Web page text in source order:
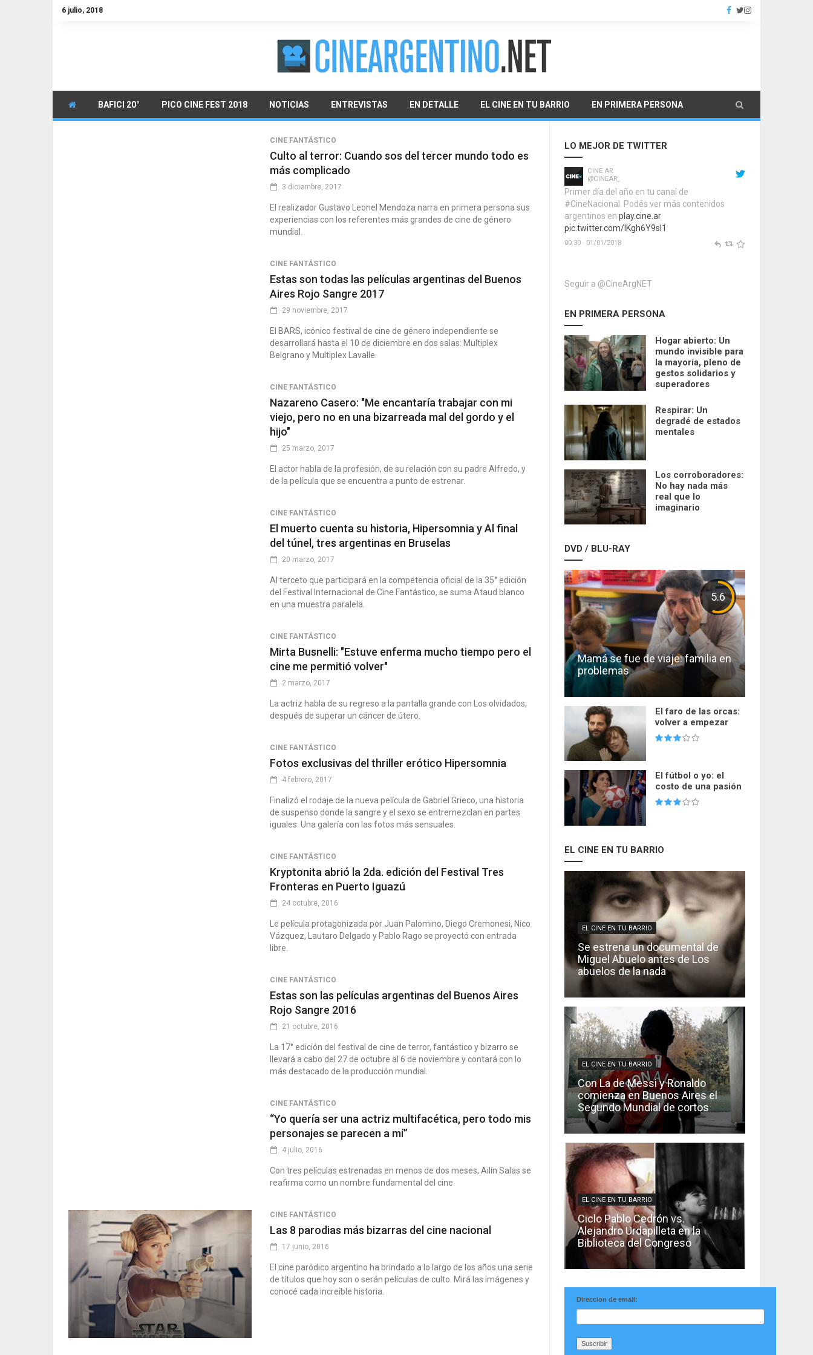
6 julio, 2018
BAFICI 20° PICO CINE FEST 2018 NOTICIAS ENTREVISTAS EN DETALLE EL CINE EN TU BARRIO EN PRIMERA PERSONA
CINE FANTÁSTICO
Culto al terror: Cuando sos del tercer mundo todo es
más complicado
3 diciembre, 2017
El realizador Gustavo Leonel Mendoza narra en primera persona sus
experiencias con los referentes más grandes de cine de género
mundial.
CINE FANTÁSTICO
Estas son todas las películas argentinas del Buenos
Aires Rojo Sangre 2017
29 noviembre, 2017
El BARS, icónico festival de cine de género independiente se
desarrollará hasta el 10 de diciembre en dos salas: Multiplex
Belgrano y Multiplex Lavalle.
CINE FANTÁSTICO
Nazareno Casero: "Me encantaría trabajar con mi
viejo, pero no en una bizarreada mal del gordo y el
hijo"
25 marzo, 2017
El actor habla de la profesión, de su relación con su padre Alfredo, y
de la película que se encuentra a punto de estrenar.
CINE FANTÁSTICO
El muerto cuenta su historia, Hipersomnia y Al final
del túnel, tres argentinas en Bruselas
20 marzo, 2017
Al terceto que participará en la competencia oficial de la 35° edición
del Festival Internacional de Cine Fantástico, se suma Ataud blanco
en una muestra paralela.
CINE FANTÁSTICO
Mirta Busnelli: "Estuve enferma mucho tiempo pero el
cine me permitió volver"
2 marzo, 2017
La actriz habla de su regreso a la pantalla grande con Los olvidados,
después de superar un cáncer de útero.
CINE FANTÁSTICO
Fotos exclusivas del thriller erótico Hipersomnia
4 febrero, 2017
Finalizó el rodaje de la nueva película de Gabriel Grieco, una historia
de suspenso donde la sangre y el sexo se entremezclan en partes
iguales. Una galería con las fotos más sensuales.
CINE FANTÁSTICO
Kryptonita abrió la 2da. edición del Festival Tres
Fronteras en Puerto Iguazú
24 octubre, 2016
Le película protagonizada por Juan Palomino, Diego Cremonesi, Nico
Vázquez, Lautaro Delgado y Pablo Rago se proyectó con entrada
libre.
CINE FANTÁSTICO
Estas son las películas argentinas del Buenos Aires
Rojo Sangre 2016
21 octubre, 2016
La 17° edición del festival de cine de terror, fantástico y bizarro se
llevará a cabo del 27 de octubre al 6 de noviembre y contará con lo
más destacado de la producción mundial.
CINE FANTÁSTICO
“Yo quería ser una actriz multifacética, pero todo mis
personajes se parecen a mí”
4 julio, 2016
Con tres películas estrenadas en menos de dos meses, Ailín Salas se
reafirma como un nombre fundamental del cine.
CINE FANTÁSTICO
Las 8 parodias más bizarras del cine nacional
17 junio, 2016
El cine paródico argentino ha brindado a lo largo de los años una serie
de títulos que hoy son o serán películas de culto. Mirá las imágenes y
conocé cada increíble historia.
LO MEJOR DE TWITTER
CINE.AR
@CINEAR_
Primer día del año en tu canal de
#CineNacional. Podés ver más contenidos
argentinos en play.cine.ar
pic.twitter.com/IKgh6Y9sI1
00:30 · 01/01/2018
Seguir a @CineArgNET
EN PRIMERA PERSONA
Hogar abierto: Un
mundo invisible para
la mayoría, pleno de
gestos solidarios y
superadores
Respirar: Un
degradé de estados
mentales
Los corroboradores:
No hay nada más
real que lo
imaginario
DVD / BLU-RAY
5.6
Mamá se fue de viaje: familia en
problemas
El faro de las orcas:
volver a empezar
El fútbol o yo: el
costo de una pasión
EL CINE EN TU BARRIO
EL CINE EN TU BARRIO
Se estrena un documental de
Miguel Abuelo antes de Los
abuelos de la nada
EL CINE EN TU BARRIO
Con La de Messi y Ronaldo
comienza en Buenos Aires el
Segundo Mundial de cortos
EL CINE EN TU BARRIO
Ciclo Pablo Cedrón vs.
Alejandro Urdapilleta en la
Biblioteca del Congreso
Direccion de email: